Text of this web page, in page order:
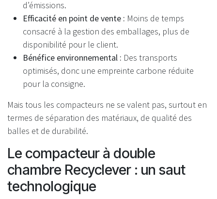
d’émissions.
Efficacité en point de vente : Moins de temps
consacré à la gestion des emballages, plus de
disponibilité pour le client.
Bénéfice environnemental : Des transports
optimisés, donc une empreinte carbone réduite
pour la consigne.
Mais tous les compacteurs ne se valent pas, surtout en
termes de séparation des matériaux, de qualité des
balles et de durabilité.
Le compacteur à double
chambre Recyclever : un saut
technologique